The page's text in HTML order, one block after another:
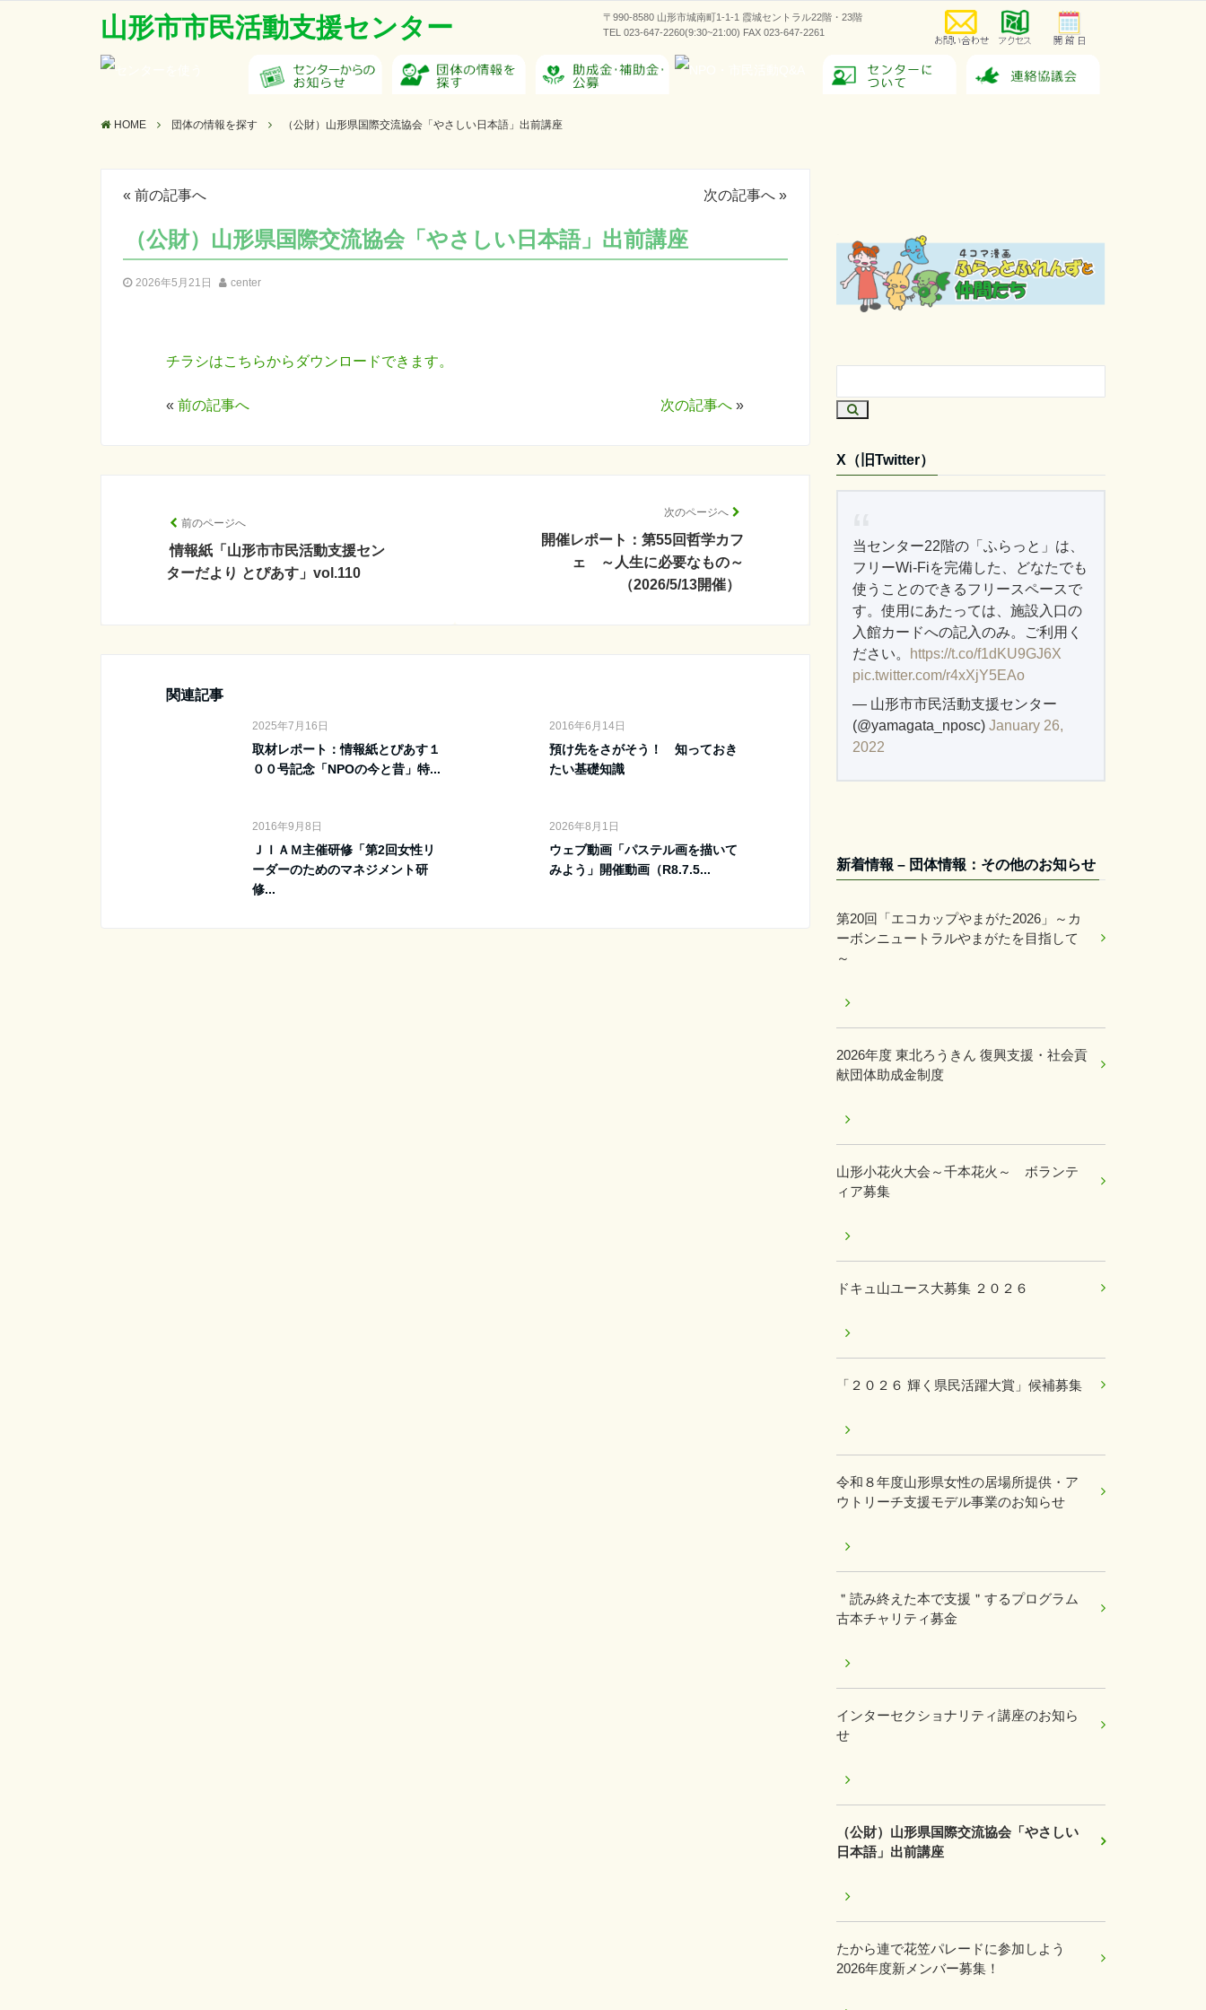
山形市市民活動支援センター
〒990-8580 山形市城南町1-1-1 霞城セントラル22階・23階
TEL 023-647-2260(9:30~21:00) FAX 023-647-2261
HOME 団体の情報を探す （公財）山形県国際交流協会「やさしい日本語」出前講座
« 前の記事へ 次の記事へ »
（公財）山形県国際交流協会「やさしい日本語」出前講座
2026年5月21日 center
チラシはこちらからダウンロードできます。
« 前の記事へ 次の記事へ »
前のページへ
情報紙「山形市市民活動支援セン
ターだより とぴあす」vol.110
次のページへ
開催レポート：第55回哲学カフ
ェ ～人生に必要なもの～
（2026/5/13開催）
関連記事
2025年7月16日
取材レポート：情報紙とぴあす１
００号記念「NPOの今と昔」特...
2016年6月14日
預け先をさがそう！ 知っておき
たい基礎知識
2016年9月8日
ＪＩＡＭ主催研修「第2回女性リ
ーダーのためのマネジメント研
修...
2026年8月1日
ウェブ動画「パステル画を描いて
みよう」開催動画（R8.7.5...
X（旧Twitter）
当センター22階の「ふらっと」は、
フリーWi-Fiを完備した、どなたでも
使うことのできるフリースペースで
す。使用にあたっては、施設入口の
入館カードへの記入のみ。ご利用く
ださい。
https://t.co/f1dKU9GJ6X
pic.twitter.com/r4xXjY5EAo
— 山形市市民活動支援センター
(@yamagata_nposc) January 26,
2022
新着情報 – 団体情報：その他のお知らせ
第20回「エコカップやまがた2026」～カ
ーボンニュートラルやまがたを目指して
～
2026年度 東北ろうきん 復興支援・社会貢
献団体助成金制度
山形小花火大会～千本花火～ ボランテ
ィア募集
ドキュ山ユース大募集 ２０２６
「２０２６ 輝く県民活躍大賞」候補募集
令和８年度山形県女性の居場所提供・ア
ウトリーチ支援モデル事業のお知らせ
＂読み終えた本で支援＂するプログラム
古本チャリティ募金
インターセクショナリティ講座のお知ら
せ
（公財）山形県国際交流協会「やさしい
日本語」出前講座
たから連で花笠パレードに参加しよう
2026年度新メンバー募集！